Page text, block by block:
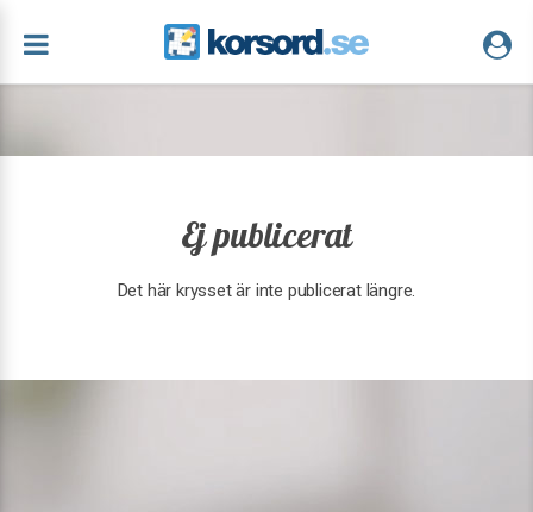
Ej publicerat
Det här krysset är inte publicerat längre.